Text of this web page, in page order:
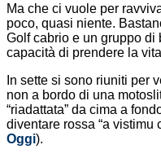
Ma che ci vuole per
poco, quasi niente.
Golf cabrio e un gruppo
capacità di prendere la
In sette si sono riuniti per
non a bordo di una
“riadattata” da cima a
diventare rossa “a vistimu
Oggi).